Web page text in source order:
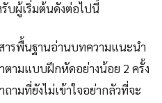
บผู้เริ่มต้นดังต่อไปนี้
ารพื้นฐานอ่านบทความแนะนำ
ตามแบบฝึกหัดอย่างน้อย 2 ครั้ง
ามที่ยังไม่เข้าใจอย่ากลัวที่จะ